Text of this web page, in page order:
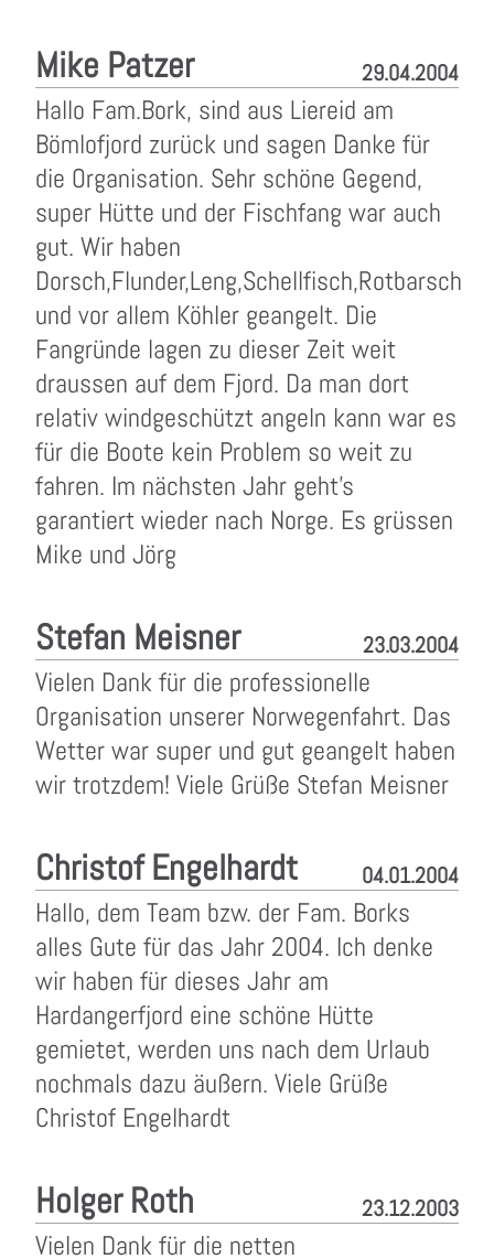
Mike Patzer 29.04.2004
Hallo Fam.Bork, sind aus Liereid am
Bömlofjord zurück und sagen Danke für
die Organisation. Sehr schöne Gegend,
super Hütte und der Fischfang war auch
gut. Wir haben
Dorsch,Flunder,Leng,Schellfisch,Rotbarsch
und vor allem Köhler geangelt. Die
Fangründe lagen zu dieser Zeit weit
draussen auf dem Fjord. Da man dort
relativ windgeschützt angeln kann war es
für die Boote kein Problem so weit zu
fahren. Im nächsten Jahr geht's
garantiert wieder nach Norge. Es grüssen
Mike und Jörg
Stefan Meisner 23.03.2004
Vielen Dank für die professionelle
Organisation unserer Norwegenfahrt. Das
Wetter war super und gut geangelt haben
wir trotzdem! Viele Grüße Stefan Meisner
Christof Engelhardt 04.01.2004
Hallo, dem Team bzw. der Fam. Borks
alles Gute für das Jahr 2004. Ich denke
wir haben für dieses Jahr am
Hardangerfjord eine schöne Hütte
gemietet, werden uns nach dem Urlaub
nochmals dazu äußern. Viele Grüße
Christof Engelhardt
Holger Roth 23.12.2003
Vielen Dank für die netten